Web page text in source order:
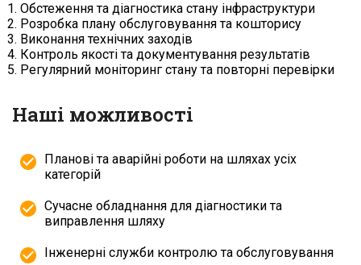
Обстеження та діагностика стану інфраструктури
Розробка плану обслуговування та кошторису
Виконання технічних заходів
Контроль якості та документування результатів
Регулярний моніторинг стану та повторні перевірки
Наші можливості
Планові та аварійні роботи на шляхах усіх
категорій
Сучасне обладнання для діагностики та
виправлення шляху
Інженерні служби контролю та обслуговування